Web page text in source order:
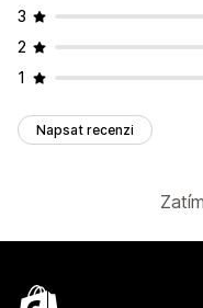
3
2
1
Napsat recenzi